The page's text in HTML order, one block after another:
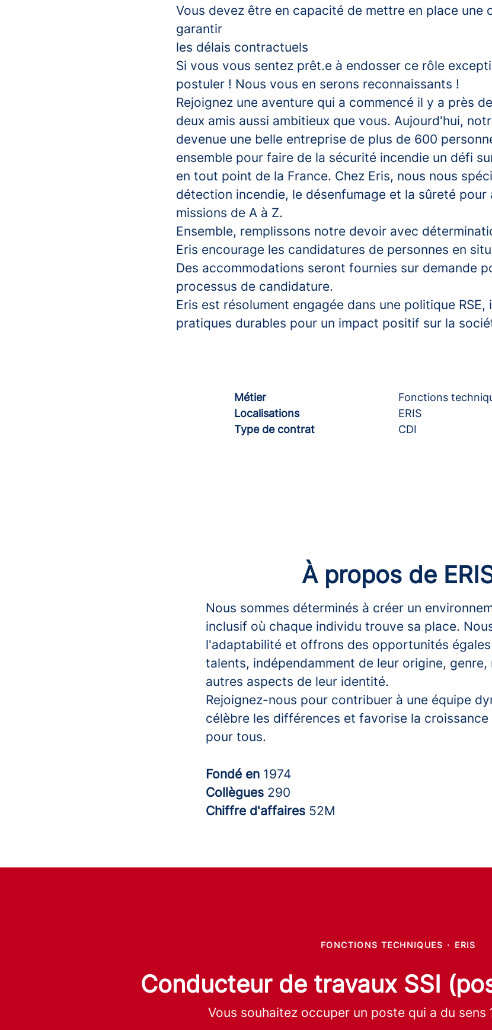
Vous devez être en capacité de mettre en place une
garantir
les délais contractuels
Si vous vous sentez prêt.e à endosser ce rôle
postuler ! Nous vous en serons reconnaissants !
Rejoignez une aventure qui a commencé il y a près
deux amis aussi ambitieux que vous. Aujourd'hui,
devenue une belle entreprise de plus de 600
ensemble pour faire de la sécurité incendie un défi
en tout point de la France. Chez Eris, nous nous
détection incendie, le désenfumage et la sûreté pour
missions de A à Z.
Ensemble, remplissons notre devoir avec
Eris encourage les candidatures de personnes en
Des accommodations seront fournies sur demande
processus de candidature.
Eris est résolument engagée dans une politique RSE,
pratiques durables pour un impact positif sur la
Métier
Fonctions
Localisations
ERIS
Type de contrat
CDI
À propos de
Nous sommes déterminés à créer un
inclusif où chaque individu trouve sa place.
l'adaptabilité et offrons des opportunités
talents, indépendamment de leur origine, genre,
autres aspects de leur identité.
Rejoignez-nous pour contribuer à une équipe
célèbre les différences et favorise la
pour tous.
Fondé en 1974
Collègues 290
Chiffre d'affaires 52M
FONCTIONS TECHNIQUES · ERIS
Conducteur de travaux SSI
Vous souhaitez occuper un poste qui a du sens